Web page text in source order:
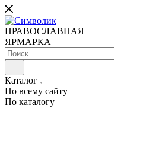
ПРАВОСЛАВНАЯ
ЯРМАРКА
Каталог
По всему сайту
По каталогу